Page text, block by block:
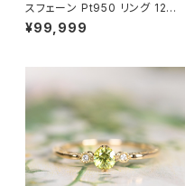
スフェーン Pt950 リング 12号
（GH1145）
¥99,999